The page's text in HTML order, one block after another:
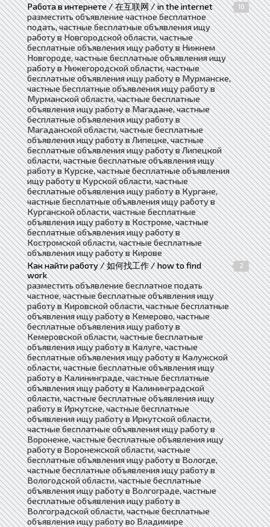
Работа в интернете / 在互联网 / in the internet
10
разместить объявление частное бесплатное
подать, частные бесплатные объявления ищу
работу в Новгородской области, частные
бесплатные объявления ищу работу в Нижнем
Новгороде, частные бесплатные объявления ищу
работу в Нижегородской области, частные
бесплатные объявления ищу работу в Мурманске,
частные бесплатные объявления ищу работу в
Мурманской области, частные бесплатные
объявления ищу работу в Магадане, частные
бесплатные объявления ищу работу в
Магаданской области, частные бесплатные
объявления ищу работу в Липецке, частные
бесплатные объявления ищу работу в Липецкой
области, частные бесплатные объявления ищу
работу в Курске, частные бесплатные объявления
ищу работу в Курской области, частные
бесплатные объявления ищу работу в Кургане,
частные бесплатные объявления ищу работу в
Курганской области, частные бесплатные
объявления ищу работу в Костроме, частные
бесплатные объявления ищу работу в
Костромской области, частные бесплатные
объявления ищу работу в Кирове
Как найти работу / 如何找工作 / how to find
work
2
разместить объявление бесплатное подать
частное, частные бесплатные объявления ищу
работу в Кировской области, частные бесплатные
объявления ищу работу в Кемерово, частные
бесплатные объявления ищу работу в
Кемеровской области, частные бесплатные
объявления ищу работу в Калуге, частные
бесплатные объявления ищу работу в Калужской
области, частные бесплатные объявления ищу
работу в Калининграде, частные бесплатные
объявления ищу работу в Калининградской
области, частные бесплатные объявления ищу
работу в Иркутске, частные бесплатные
объявления ищу работу в Иркутской области,
частные бесплатные объявления ищу работу в
Воронеже, частные бесплатные объявления ищу
работу в Воронежской области, частные
бесплатные объявления ищу работу в Вологде,
частные бесплатные объявления ищу работу в
Вологодской области, частные бесплатные
объявления ищу работу в Волгограде, частные
бесплатные объявления ищу работу в
Волгоградской области, частные бесплатные
объявления ищу работу во Владимире